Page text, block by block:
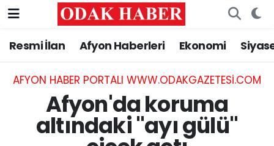
Resmi İlan Afyon Haberleri Ekonomi
AFYON HABER PORTALI WWW.ODAKGAZETESI.COM
Afyon'da koruma
altındaki "ayı gülü"
AFYONKARAHİSAR HABERLERİ
Resmi İlan
ASAYİŞ
Afyonkarahisar Nöbetçi Eczaneler
Afyonkarahisar Hava Durumu
Afyonkarahisar Namaz Vakitleri
Afyonkarahisar Trafik Yoğunluk Haritası